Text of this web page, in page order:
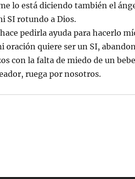
lo está diciendo también el
SI rotundo a Dios.
pedirla ayuda para hacerlo
oración quiere ser un SI,
con la falta de miedo de un
ruega por nosotros.